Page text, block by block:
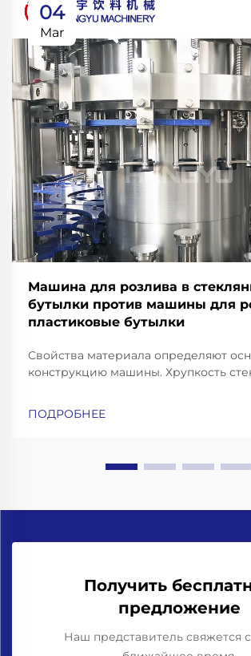
04
Mar
Машина для розлива в
бутылки против машины для
пластиковые бутылки
Свойства материала определяют
конструкцию машины. Хрупкость
амортизацией ударных нагрузок и
ПОДРОБНЕЕ
Получить
предложение
Наш представитель свяжется